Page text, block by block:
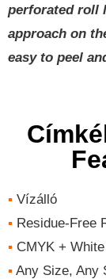
perforated roll
approach on
easy to peel
▪ Vízálló
▪ Residue-Free
▪ CMYK +
▪ Any Size, Any